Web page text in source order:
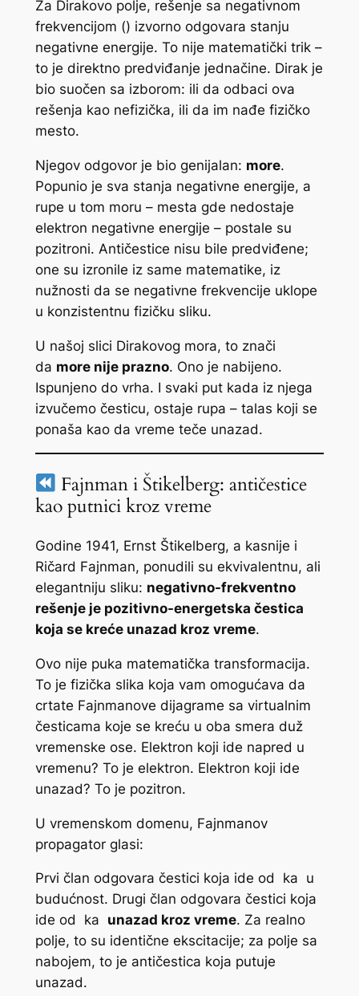
Za Dirakovo polje, rešenje sa negativnom
frekvencijom () izvorno odgovara stanju
negativne energije. To nije matematički trik –
to je direktno predviđanje jednačine. Dirak je
bio suočen sa izborom: ili da odbaci ova
rešenja kao nefizička, ili da im nađe fizičko
mesto.
Njegov odgovor je bio genijalan: more.
Popunio je sva stanja negativne energije, a
rupe u tom moru – mesta gde nedostaje
elektron negativne energije – postale su
pozitroni. Antičestice nisu bile predviđene;
one su izronile iz same matematike, iz
nužnosti da se negativne frekvencije uklope
u konzistentnu fizičku sliku.
U našoj slici Dirakovog mora, to znači
da more nije prazno. Ono je nabijeno.
Ispunjeno do vrha. I svaki put kada iz njega
izvučemo česticu, ostaje rupa – talas koji se
ponaša kao da vreme teče unazad.
Fajnman i Štikelberg: antičestice
kao putnici kroz vreme
Godine 1941, Ernst Štikelberg, a kasnije i
Ričard Fajnman, ponudili su ekvivalentnu, ali
elegantniju sliku: negativno-frekventno
rešenje je pozitivno-energetska čestica
koja se kreće unazad kroz vreme.
Ovo nije puka matematička transformacija.
To je fizička slika koja vam omogućava da
crtate Fajnmanove dijagrame sa virtualnim
česticama koje se kreću u oba smera duž
vremenske ose. Elektron koji ide napred u
vremenu? To je elektron. Elektron koji ide
unazad? To je pozitron.
U vremenskom domenu, Fajnmanov
propagator glasi:
Prvi član odgovara čestici koja ide od ka u
budućnost. Drugi član odgovara čestici koja
ide od
ka unazad kroz vreme. Za realno
polje, to su identične ekscitacije; za polje sa
nabojem, to je antičestica koja putuje
unazad.